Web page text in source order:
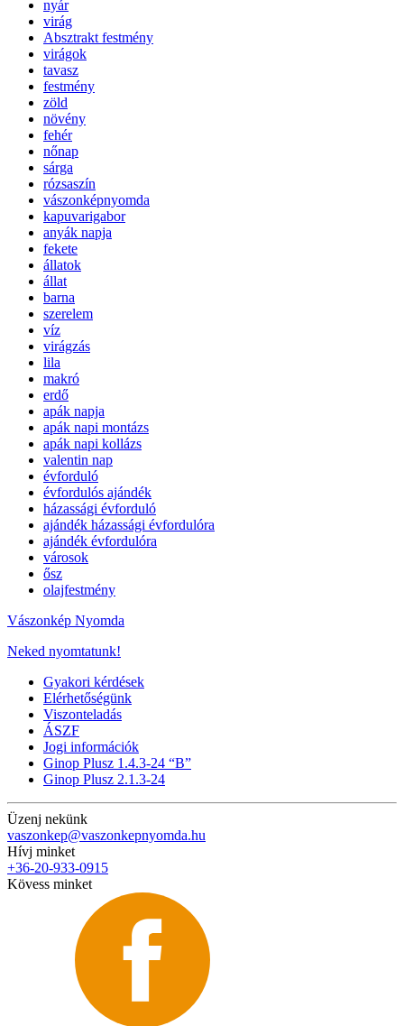
nyár
virág
Absztrakt festmény
virágok
tavasz
festmény
zöld
növény
fehér
nőnap
sárga
rózsaszín
vászonképnyomda
kapuvarigabor
anyák napja
fekete
állatok
állat
barna
szerelem
víz
virágzás
lila
makró
erdő
apák napja
apák napi montázs
apák napi kollázs
valentin nap
évforduló
évfordulós ajándék
házassági évforduló
ajándék házassági évfordulóra
ajándék évfordulóra
városok
ősz
olajfestmény
Vászonkép Nyomda
Neked nyomtatunk!
Gyakori kérdések
Elérhetőségünk
Viszonteladás
ÁSZF
Jogi információk
Ginop Plusz 1.4.3-24 “B”
Ginop Plusz 2.1.3-24
Üzenj nekünk
vaszonkep@vaszonkepnyomda.hu
Hívj minket
+36-20-933-0915
Kövess minket